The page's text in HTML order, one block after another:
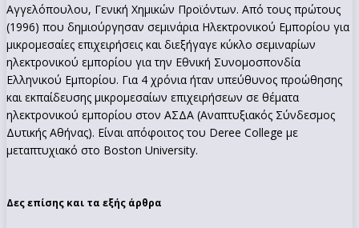
Αγγελόπουλου, Γενική Χημικών Προϊόντων. Από τους πρώτους
(1996) που δημιούργησαν σεμινάρια Ηλεκτρονικού Εμπορίου για
μικρομεσαίες επιχειρήσεις και διεξήγαγε κύκλο σεμιναρίων
ηλεκτρονικού εμπορίου για την Εθνική Συνομοσπονδία
Ελληνικού Εμπορίου. Για 4 χρόνια ήταν υπεύθυνος προώθησης
και εκπαίδευσης μικρομεσαίων επιχειρήσεων σε θέματα
ηλεκτρονικού εμπορίου στον ΑΣΔΑ (Αναπτυξιακός Σύνδεσμος
Δυτικής Αθήνας). Είναι απόφοιτος του Deree College με
μεταπτυχιακό στο Boston University.
Δες επίσης και τα εξής άρθρα